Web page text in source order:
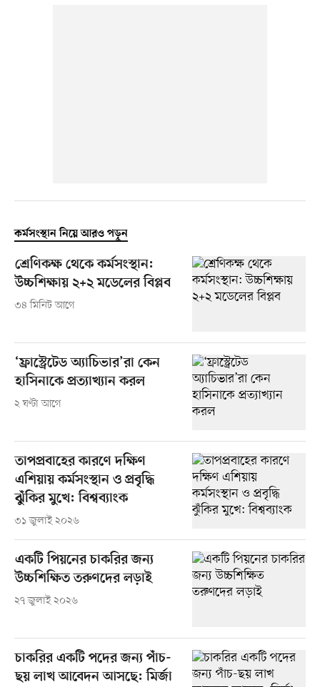
কর্মসংস্থান নিয়ে আরও পড়ুন
শ্রেণিকক্ষ থেকে কর্মসংস্থান:
উচ্চশিক্ষায় ২+২ মডেলের বিপ্লব
৩৪ মিনিট আগে
‘ফ্রাস্ট্রেটেড অ্যাচিভার’রা কেন
হাসিনাকে প্রত্যাখ্যান করল
২ ঘণ্টা আগে
তাপপ্রবাহের কারণে দক্ষিণ
এশিয়ায় কর্মসংস্থান ও প্রবৃদ্ধি
ঝুঁকির মুখে: বিশ্বব্যাংক
৩১ জুলাই ২০২৬
একটি পিয়নের চাকরির জন্য
উচ্চশিক্ষিত তরুণদের লড়াই
২৭ জুলাই ২০২৬
চাকরির একটি পদের জন্য পাঁচ-
ছয় লাখ আবেদন আসছে: মির্জা